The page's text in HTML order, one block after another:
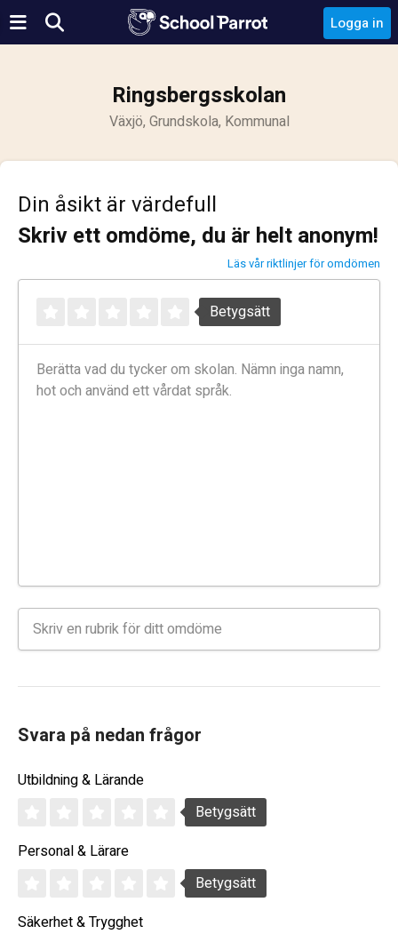
Logga in
Ringsbergsskolan
Växjö, Grundskola, Kommunal
Din åsikt är värdefull
Skriv ett omdöme, du är helt anonym!
Läs vår riktlinjer för omdömen
Betygsätt
Svara på nedan frågor
Utbildning & Lärande
Betygsätt
Personal & Lärare
Betygsätt
Säkerhet & Trygghet